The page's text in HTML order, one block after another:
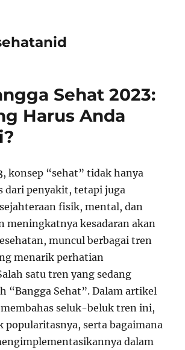
Sehat 2023:
Harus Anda
konsep “sehat” tidak hanya
dari penyakit, tetapi juga
fisik, mental, dan
meningkatnya kesadaran akan
muncul berbagai tren
menarik perhatian
satu tren yang sedang
“Bangga Sehat”. Dalam artikel
seluk-beluk tren ini,
popularitasnya, serta bagaimana
dalam